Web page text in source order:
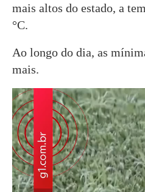
mais altos do estado, a
°C.
Ao longo do dia, as
mais.